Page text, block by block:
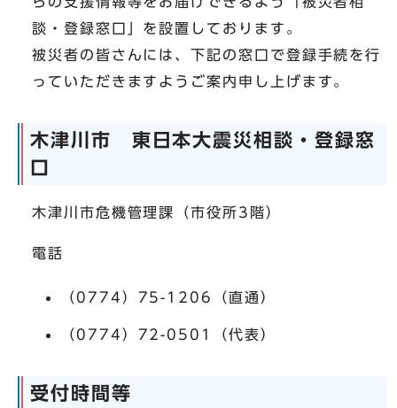
談・登録窓口」を設置しております。
被災者の皆さんには、下記の窓口で登録手続を行
っていただきますようご案内申し上げます。
木津川市 東日本大震災相談・登録窓
口
木津川市危機管理課（市役所3階）
電話
（0774）75-1206（直通）
（0774）72-0501（代表）
受付時間等